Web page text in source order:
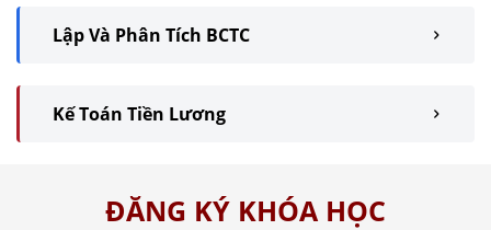
Lập Và Phân Tích BCTC
Kế Toán Tiền Lương
ĐĂNG KÝ KHÓA HỌC